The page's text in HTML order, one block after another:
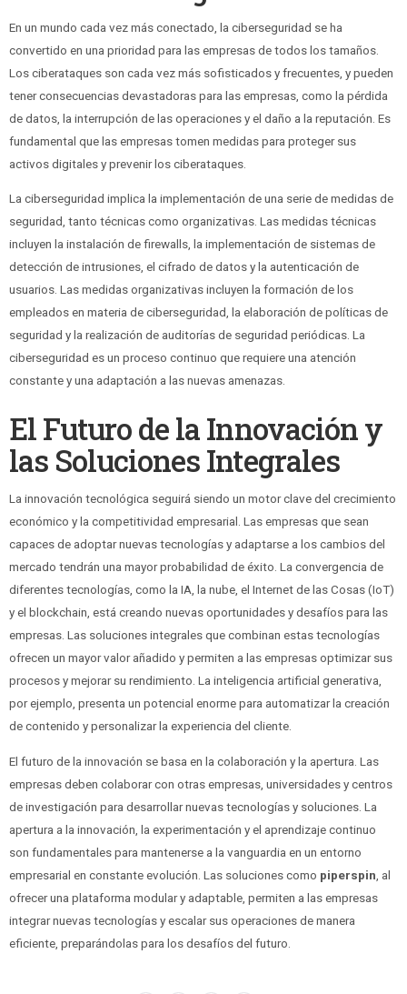
En un mundo cada vez más conectado, la ciberseguridad se ha
convertido en una prioridad para las empresas de todos los tamaños.
Los ciberataques son cada vez más sofisticados y frecuentes, y pueden
tener consecuencias devastadoras para las empresas, como la pérdida
de datos, la interrupción de las operaciones y el daño a la reputación. Es
fundamental que las empresas tomen medidas para proteger sus
activos digitales y prevenir los ciberataques.
La ciberseguridad implica la implementación de una serie de medidas de
seguridad, tanto técnicas como organizativas. Las medidas técnicas
incluyen la instalación de firewalls, la implementación de sistemas de
detección de intrusiones, el cifrado de datos y la autenticación de
usuarios. Las medidas organizativas incluyen la formación de los
empleados en materia de ciberseguridad, la elaboración de políticas de
seguridad y la realización de auditorías de seguridad periódicas. La
ciberseguridad es un proceso continuo que requiere una atención
constante y una adaptación a las nuevas amenazas.
El Futuro de la Innovación y
las Soluciones Integrales
La innovación tecnológica seguirá siendo un motor clave del crecimiento
económico y la competitividad empresarial. Las empresas que sean
capaces de adoptar nuevas tecnologías y adaptarse a los cambios del
mercado tendrán una mayor probabilidad de éxito. La convergencia de
diferentes tecnologías, como la IA, la nube, el Internet de las Cosas (IoT)
y el blockchain, está creando nuevas oportunidades y desafíos para las
empresas. Las soluciones integrales que combinan estas tecnologías
ofrecen un mayor valor añadido y permiten a las empresas optimizar sus
procesos y mejorar su rendimiento. La inteligencia artificial generativa,
por ejemplo, presenta un potencial enorme para automatizar la creación
de contenido y personalizar la experiencia del cliente.
El futuro de la innovación se basa en la colaboración y la apertura. Las
empresas deben colaborar con otras empresas, universidades y centros
de investigación para desarrollar nuevas tecnologías y soluciones. La
apertura a la innovación, la experimentación y el aprendizaje continuo
son fundamentales para mantenerse a la vanguardia en un entorno
empresarial en constante evolución. Las soluciones como piperspin , al
ofrecer una plataforma modular y adaptable, permiten a las empresas
integrar nuevas tecnologías y escalar sus operaciones de manera
eficiente, preparándolas para los desafíos del futuro.